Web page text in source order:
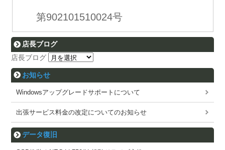
第902101510024号
店長ブログ
店長ブログ
お知らせ
Windowsアップグレードサポートについて
出張サービス料金の改定についてのお知らせ
データ復旧